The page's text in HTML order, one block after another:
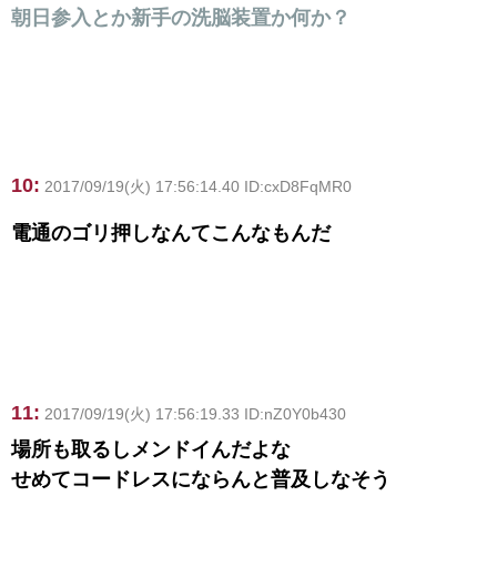
朝日参入とか新手の洗脳装置か何か？
10: 2017/09/19(火) 17:56:14.40 ID:cxD8FqMR0
電通のゴリ押しなんてこんなもんだ
11: 2017/09/19(火) 17:56:19.33 ID:nZ0Y0b430
場所も取るしメンドイんだよな
せめてコードレスにならんと普及しなそう